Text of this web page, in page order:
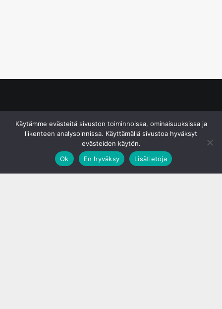
Käytämme evästeitä sivuston toiminnoissa, ominaisuuksissa ja
liikenteen analysoinnissa. Käyttämällä sivustoa hyväksyt
evästeiden käytön.
Ok
En hyväksy Lisätietoja